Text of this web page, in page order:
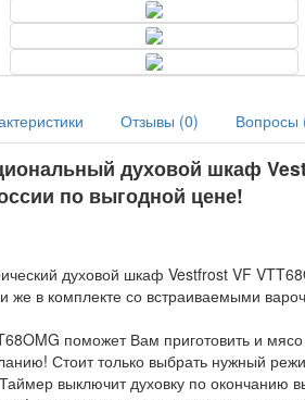
Отзывы (0) Вопросы
духовой шкаф
по выгодной цене!
духовой шкаф Vestfrost VF
же в комплекте со встраиваемыми
поможет Вам приготовить и
Стоит только выбрать нужный
выключит духовку по окончанию